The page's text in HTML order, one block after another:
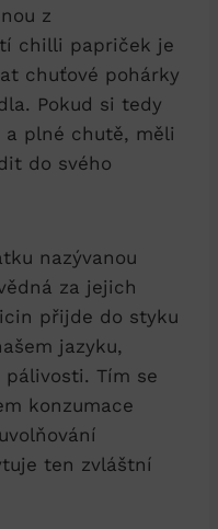
z
chilli papriček je
chuťové pohárky
Pokud si tedy
plné chutě, měli
do svého
nazývanou
za jejich
přijde do styku
jazyku,
Tím se
konzumace
ten zvláštní